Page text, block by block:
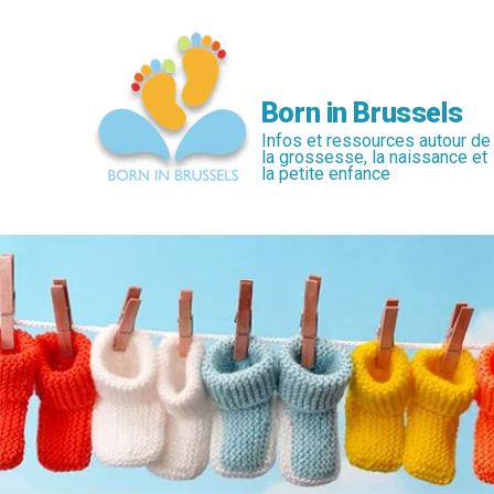
Born in Brussels
Infos et ressources autour de
la grossesse, la naissance et
la petite enfance